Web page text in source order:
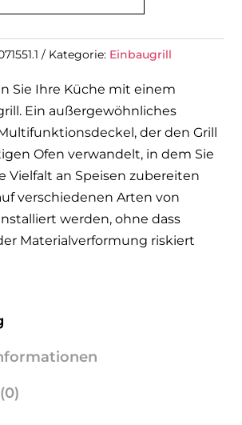
Kategorie: Einbaugrill
Sie Ihre Küche mit einem
Ein außergewöhnliches
der den Grill
Ofen verwandelt, in dem Sie
Vielfalt an Speisen zubereiten
verschiedenen Arten von
werden, ohne dass
Materialverformung riskiert